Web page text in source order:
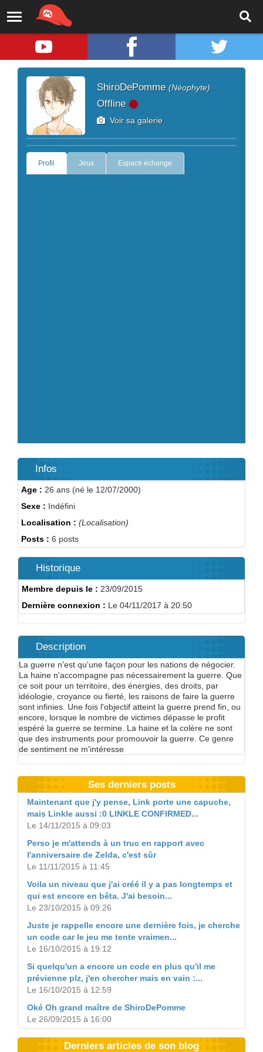
ShiroDePomme (Néophyte)
Offline
Voir sa galerie
Profil Jeux Espace échange
Infos
Age : 26 ans (né le 12/07/2000)
Sexe : Indéfini
Localisation : (Localisation)
Posts : 6 posts
Historique
Membre depuis le : 23/09/2015
Dernière connexion : Le 04/11/2017 à 20:50
Description
La guerre n'est qu'une façon pour les nations de négocier.
La haine n'accompagne pas nécessairement la guerre. Que
ce soit pour un territoire, des énergies, des droits, par
idéologie, croyance ou fierté, les raisons de faire la guerre
sont infinies. Une fois l'objectif atteint la guerre prend fin, ou
encore, lorsque le nombre de victimes dépasse le profit
espéré la guerre se termine. La haine et la colère ne sont
que des instruments pour promouvoir la guerre. Ce genre
de sentiment ne m'intéresse
Ses derniers posts
Maintenant que j'y pense, Link porte une capuche,
mais Linkle aussi :0 LINKLE CONFIRMED...
Le 14/11/2015 à 09:03
Perso je m'attends à un truc en rapport avec
l'anniversaire de Zelda, c'est sûr
Le 11/11/2015 à 11:45
Voila un niveau que j'ai créé il y a pas longtemps et
qui est encore en bêta. J'ai besoin...
Le 23/10/2015 à 09:26
Juste je rappelle encore une dernière fois, je cherche
un code car le jeu me tente vraimen...
Le 16/10/2015 à 19:12
Si quelqu'un a encore un code en plus qu'il me
prévienne plz, j'en chercher mais en vain :...
Le 16/10/2015 à 12:59
Oké Oh grand maître de ShiroDePomme
Le 26/09/2015 à 16:00
Derniers articles de son blog